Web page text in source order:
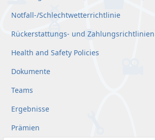
Notfall-/Schlechtwetterrichtlinie
Rückerstattungs- und Zahlungsrichtlinien
Health and Safety Policies
Dokumente
Teams
Ergebnisse
Prämien